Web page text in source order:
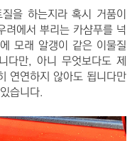
을 하는지라 혹시 거품이
려에서 뿌리는 카샴푸를 넉
모래 알갱이 같은 이물질
다만, 아니 무엇보다도 제
연연하지 않아도 됩니다만
습니다.